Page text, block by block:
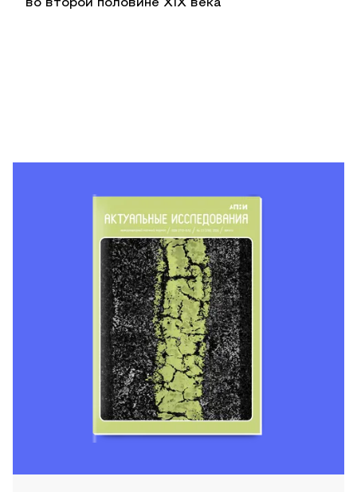
во второй половине XIX века